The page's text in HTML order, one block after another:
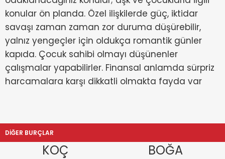
konular ön planda. Özel ilişkilerde güç, iktidar
savaşı zaman zaman zor duruma düşürebilir,
yalnız yengeçler için oldukça romantik günler
kapıda. Çocuk sahibi olmayı düşünenler
çalışmalar yapabilirler. Finansal anlamda sürpriz
harcamalara karşı dikkatli olmakta fayda var
DİĞER BURÇLAR
KOÇ BOĞA